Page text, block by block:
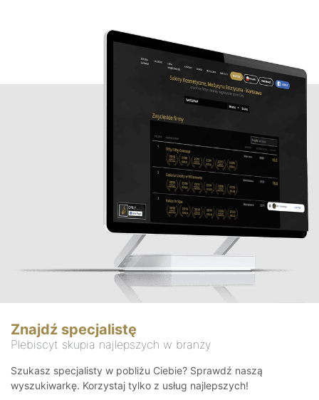
Znajdź specjalistę
Plebiscyt skupia najlepszych w branży
Szukasz specjalisty w pobliżu Ciebie? Sprawdź naszą
wyszukiwarkę. Korzystaj tylko z usług najlepszych!